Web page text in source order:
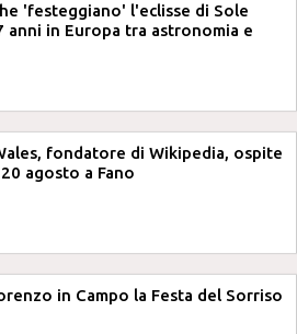
'festeggiano' l'eclisse di Sole
anni in Europa tra astronomia e
fondatore di Wikipedia, ospite
agosto a Fano
in Campo la Festa del Sorriso